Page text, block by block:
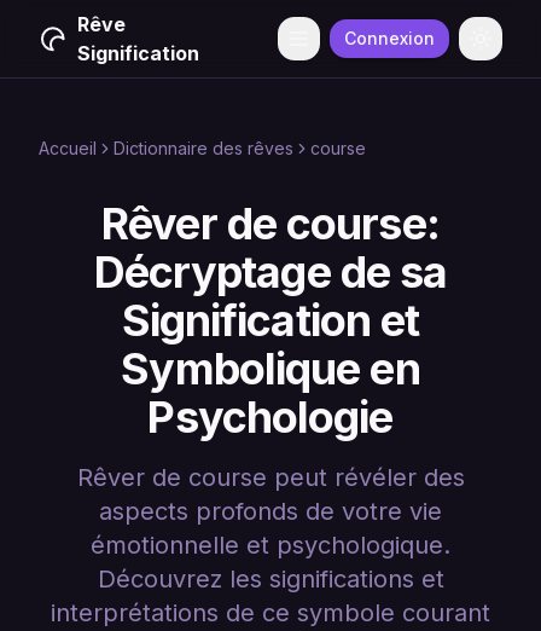
Rêve
Signification
Menu Connexion
Accueil Dictionnaire des rêves course
Rêver de course:
Décryptage de sa
Signification et
Symbolique en
Psychologie
Rêver de course peut révéler des
aspects profonds de votre vie
émotionnelle et psychologique.
Découvrez les significations et
interprétations de ce symbole courant